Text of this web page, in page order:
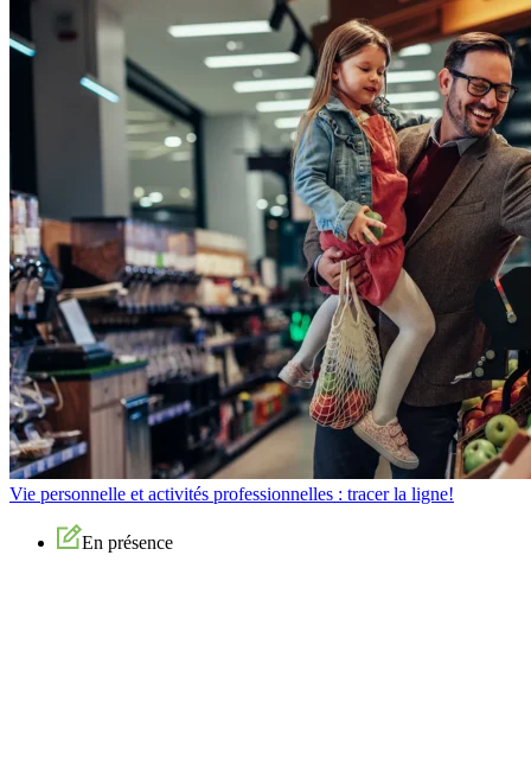
Vie personnelle et activités professionnelles : tracer la ligne!
En présence